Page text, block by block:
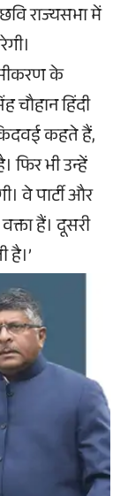
राज्यसभा में
के
चौहान हिंदी
कहते हैं,
फिर भी उन्हें
वे पार्टी और
हैं। दूसरी
है।’